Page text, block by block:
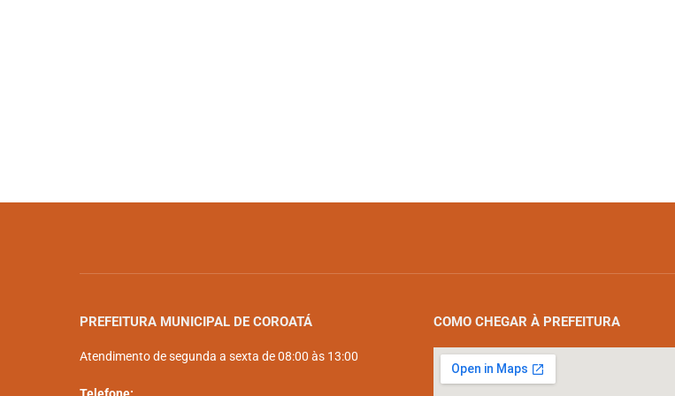
PREFEITURA MUNICIPAL DE COROATÁ
Atendimento de segunda a sexta de 08:00 às 13:00
COMO CHEGAR À PREFEITURA